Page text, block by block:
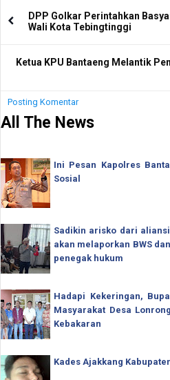
DPP Golkar Perintahkan
Wali Kota Tebingtinggi
Ketua KPU Bantaeng Melantik
Posting Komentar
All The News
Ini Pesan Kapolres
Sosial
Sadikin arisko dari
akan melaporkan BWS
penegak hukum
Hadapi Kekeringan,
Masyarakat Desa
Kebakaran
Kades Ajakkang